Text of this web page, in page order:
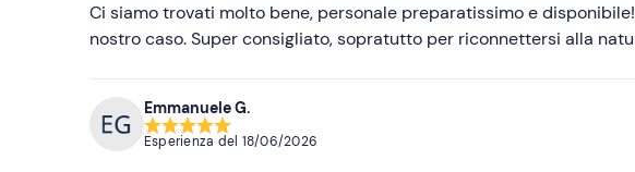
Ci siamo trovati molto bene, personale preparatissimo e
nostro caso. Super consigliato, sopratutto per riconnettersi alla
Emmanuele G.
Esperienza del 18/06/2026